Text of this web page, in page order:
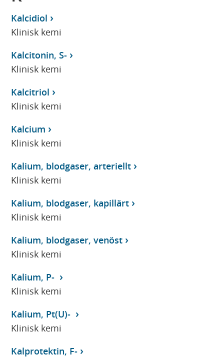
Kalcidiol
Klinisk kemi
Kalcitonin, S-
Klinisk kemi
Kalcitriol
Klinisk kemi
Kalcium
Klinisk kemi
Kalium, blodgaser, arteriellt
Klinisk kemi
Kalium, blodgaser, kapillärt
Klinisk kemi
Kalium, blodgaser, venöst
Klinisk kemi
Kalium, P-
Klinisk kemi
Kalium, Pt(U)-
Klinisk kemi
Kalprotektin, F-